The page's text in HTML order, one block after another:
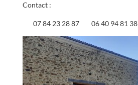
Contact :
07 84 23 28 87 06 40 94 81 38